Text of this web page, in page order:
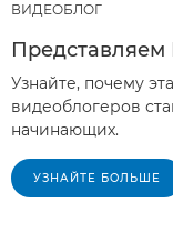
ВИДЕОБЛОГ
Представляем
Узнайте, почему
видеоблогеров
начинающих.
УЗНАЙТЕ БОЛЬШЕ